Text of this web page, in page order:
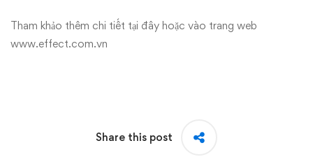
Tham khảo thêm chi tiết tại đây hoặc vào trang web
www.effect.com.vn
Share this post